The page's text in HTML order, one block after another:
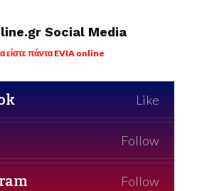
Social Media
είστε πάντα EVIA online
Like
Follow
Follow